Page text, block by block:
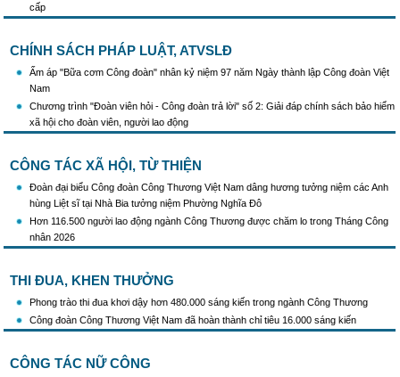
Triển khai truyền thông "Chiến dịch 500 ngày đêm đẩy mạnh thực hiện tìm kiếm, quy
Hướng dẫn tuyên truyền kỷ niệm 97 năm Ngày thành lập Công đoàn Việt Nam
(28/7/1929 - 28/7/2026)
Khẩu hiệu tuyên truyền trong nhiệm kỳ Đại hội XIV của Đảng
Triển khai thực hiện Chỉ thị số 25/CT-TTg của Thủ tướng Chính phủ về tăng cường
công tác phòng, chống buôn lậu, vận chuyển, sản xuất, mua bán, tàng trữ, sử dụng
trái phép thuốc lá trong tình hình mới
cấp
CHÍNH SÁCH PHÁP LUẬT, ATVSLĐ
Ấm áp "Bữa cơm Công đoàn" nhân kỷ niệm 97 năm Ngày thành lập Công đoàn Việt
Nam
Chương trình "Đoàn viên hỏi - Công đoàn trả lời" số 2: Giải đáp chính sách bảo hiểm
xã hội cho đoàn viên, người lao động
CÔNG TÁC XÃ HỘI, TỪ THIỆN
Đoàn đại biểu Công đoàn Công Thương Việt Nam dâng hương tưởng niệm các Anh
hùng Liệt sĩ tại Nhà Bia tưởng niệm Phường Nghĩa Đô
Hơn 116.500 người lao động ngành Công Thương được chăm lo trong Tháng Công
nhân 2026
THI ĐUA, KHEN THƯỞNG
Phong trào thi đua khơi dậy hơn 480.000 sáng kiến trong ngành Công Thương
Công đoàn Công Thương Việt Nam đã hoàn thành chỉ tiêu 16.000 sáng kiến
CÔNG TÁC NỮ CÔNG